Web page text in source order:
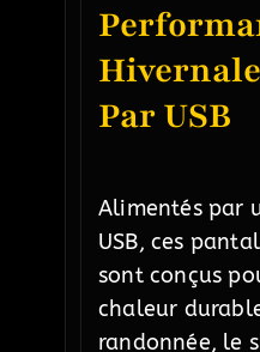
Par USB
Alimentés par
USB, ces
sont conçus
chaleur
randonnée, le